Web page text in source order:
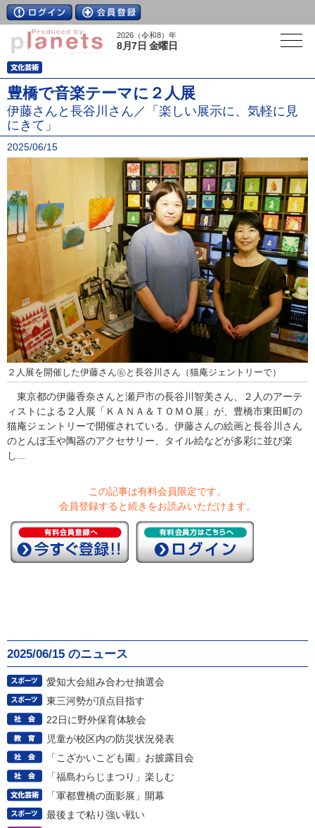
2026（令和8）年
8月7日 金曜日
豊橋で音楽テーマに２人展
伊藤さんと長谷川さん／「楽しい展示に、気軽に見
にきて」
2025/06/15
２人展を開催した伊藤さん㊨と長谷川さん（猫庵ジェントリーで）
東京都の伊藤香奈さんと瀬戸市の長谷川智美さん、２人のアーテ
ィストによる２人展「ＫＡＮＡ＆ＴＯＭＯ展」が、豊橋市東田町の
猫庵ジェントリーで開催されている。伊藤さんの絵画と長谷川さん
のとんぼ玉や陶器のアクセサリー、タイル絵などが多彩に並び楽
し...
この記事は有料会員限定です。
会員登録すると続きをお読みいただけます。
2025/06/15 のニュース
愛知大会組み合わせ抽選会
東三河勢が頂点目指す
22日に野外保育体験会
児童が校区内の防災状況発表
「こざかいこども園」お披露目会
「福島わらじまつり」楽しむ
「軍都豊橋の面影展」開幕
最後まで粘り強い戦い